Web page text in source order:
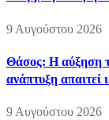
9 Αυγούστου 2026
Θάσος: Η αύξηση
ανάπτυξη απαιτεί
9 Αυγούστου 2026